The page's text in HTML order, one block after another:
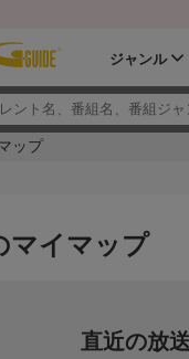
ジャンル
ップ
マイマップ
直近の放